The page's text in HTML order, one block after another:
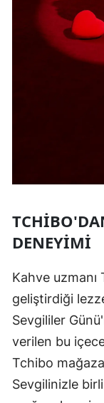
DENEYIMI
Kahve
geliştirdiği
Sevgililer
verilen bu
Tchibo
Sevgilinizle